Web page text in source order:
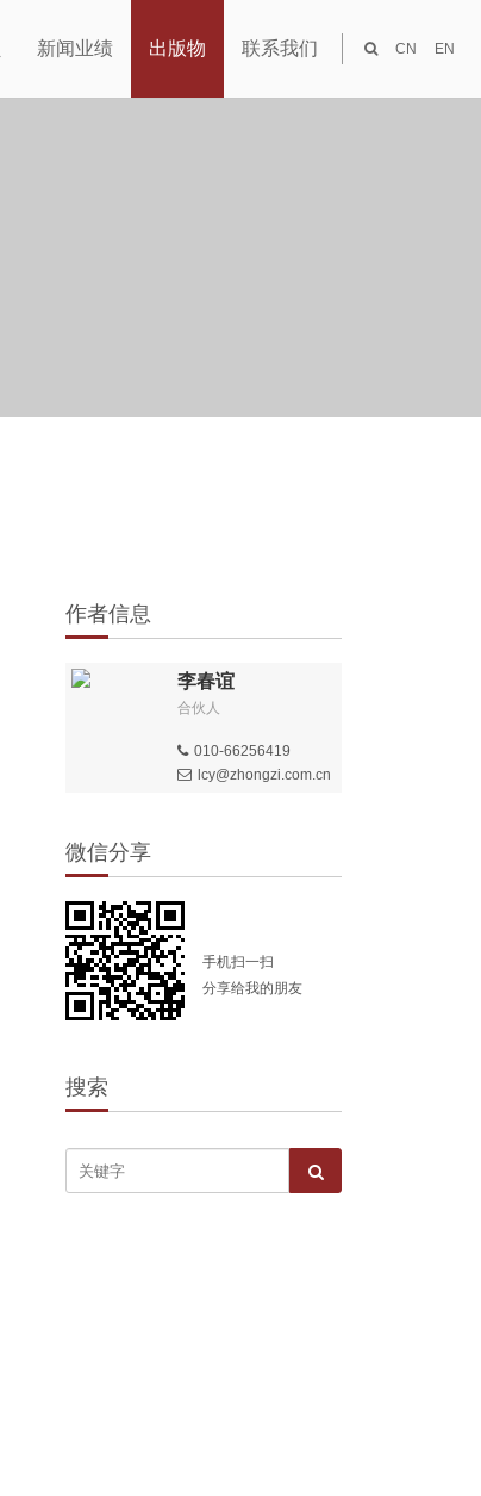
新闻业绩 出版物 联系我们 CN EN
作者信息
李春谊
合伙人
010-66256419
lcy@zhongzi.com.cn
微信分享
手机扫一扫
分享给我的朋友
搜索